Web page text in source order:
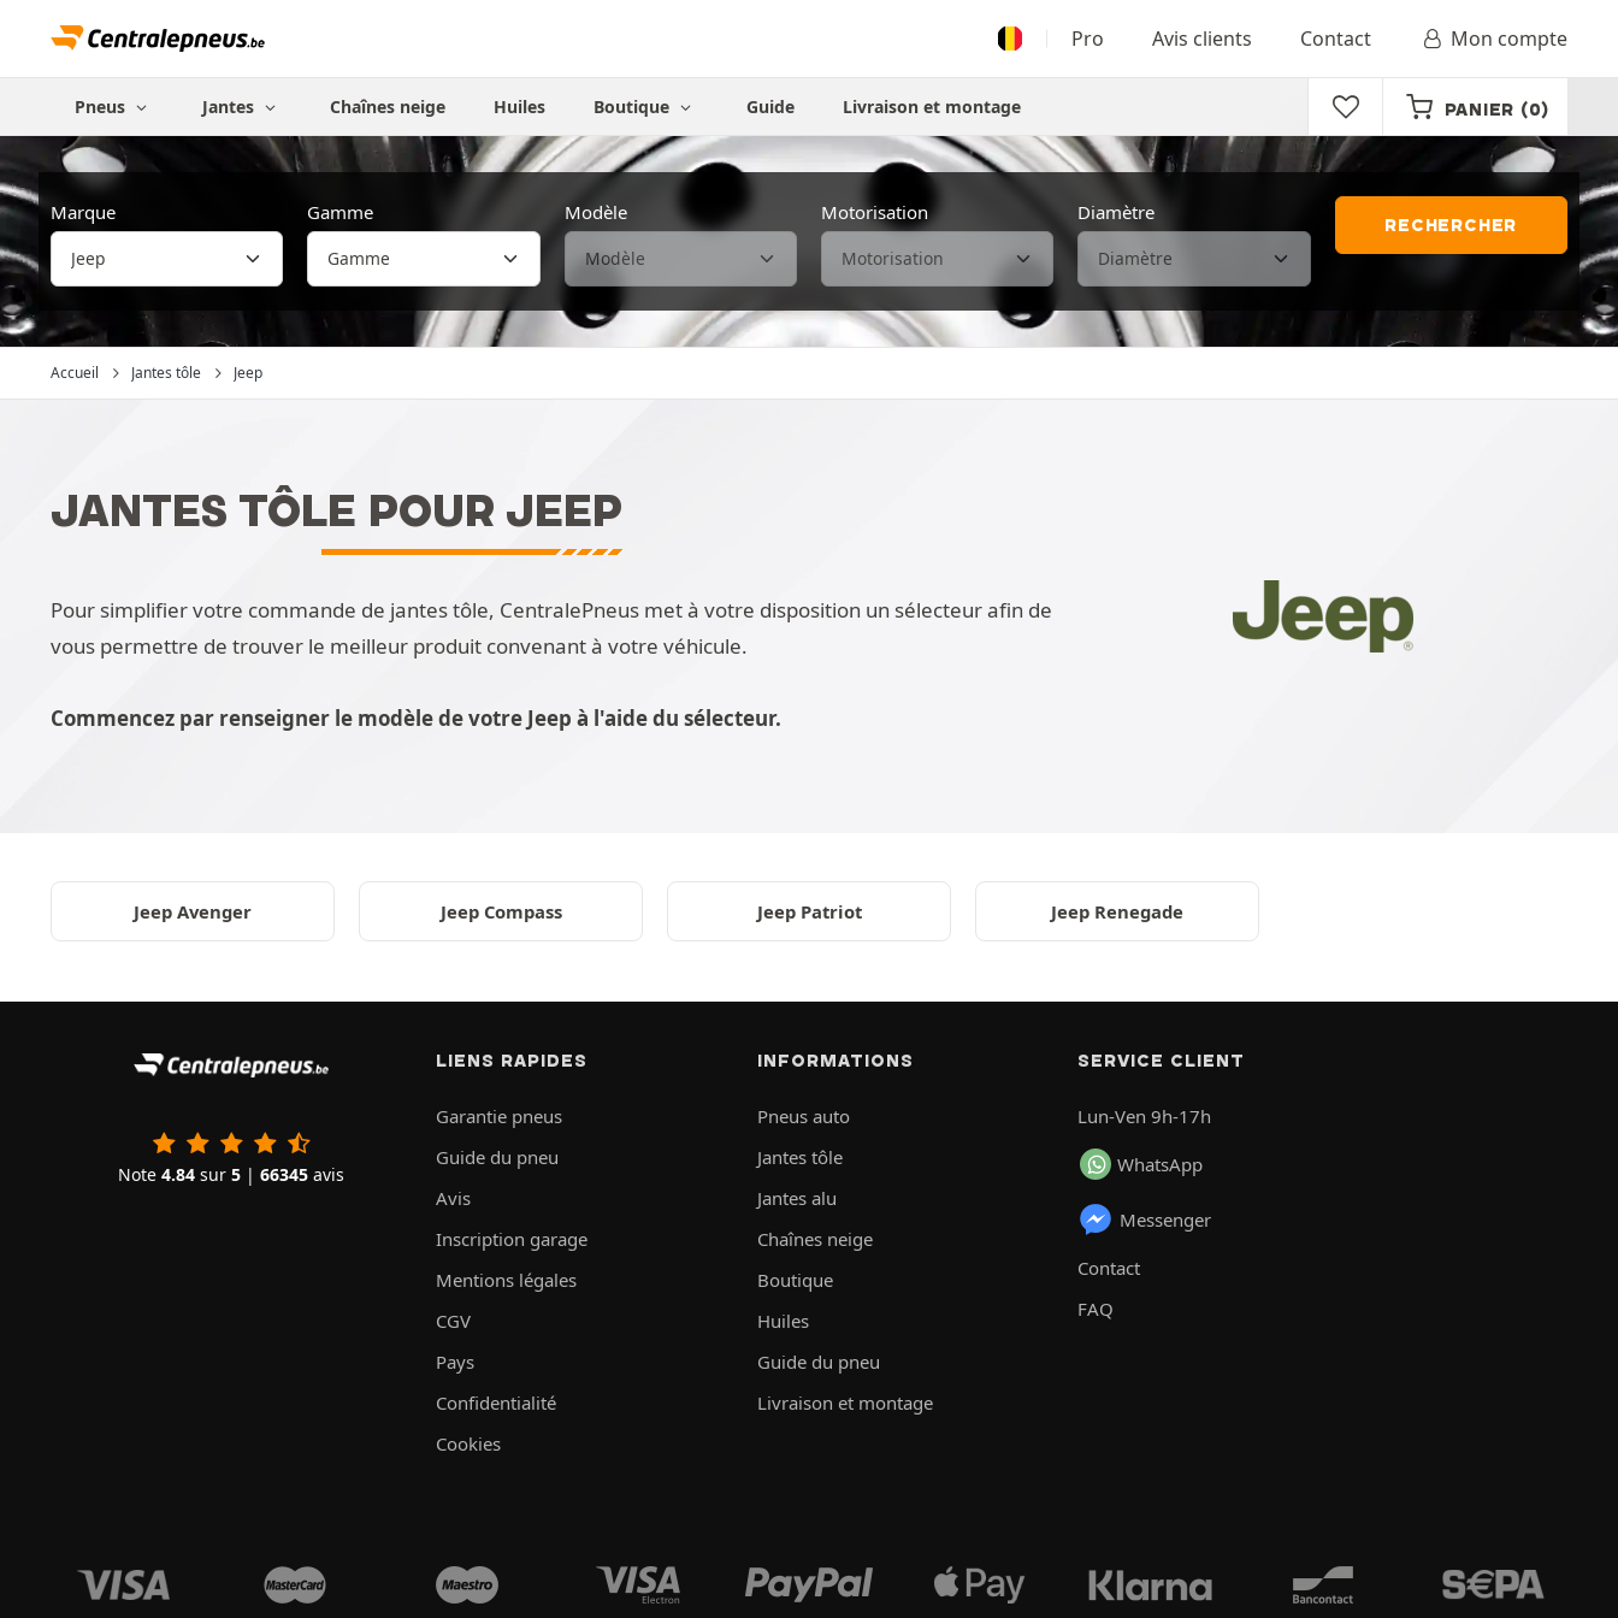
Pro Avis clients Contact Mon compte
Pneus Jantes Chaînes neige Huiles Boutique Guide Livraison et montage PANIER (0)
Marque Gamme Modèle Motorisation Diamètre
RECHERCHER
Accueil Jantes tôle Jeep
JANTES TÔLE POUR JEEP
Pour simplifier votre commande de jantes tôle, CentralePneus met à votre disposition un sélecteur afin de
vous permettre de trouver le meilleur produit convenant à votre véhicule.
Commencez par renseigner le modèle de votre Jeep à l'aide du sélecteur.
Jeep Avenger Jeep Compass Jeep Patriot Jeep Renegade
Note 4.84 sur 5 | 66345 avis
LIENS RAPIDES
Garantie pneus
Guide du pneu
Avis
Inscription garage
Mentions légales
CGV
Pays
Confidentialité
Cookies
INFORMATIONS
Pneus auto
Jantes tôle
Jantes alu
Chaînes neige
Boutique
Huiles
Guide du pneu
Livraison et montage
SERVICE CLIENT
Lun-Ven 9h-17h
WhatsApp
Messenger
Contact
FAQ